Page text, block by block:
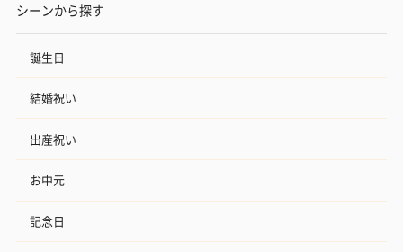
シーンから探す
誕生日
結婚祝い
出産祝い
お中元
記念日